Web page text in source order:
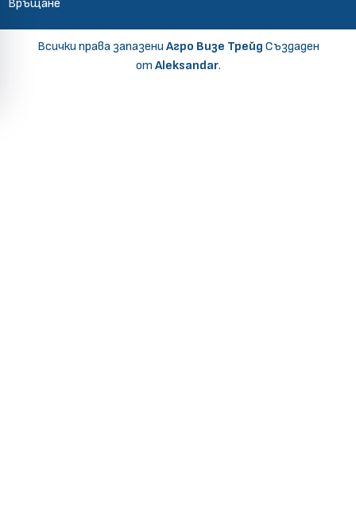
Връщане
Всички права запазениАгро Визе Трейд Създаден
от Aleksandar.